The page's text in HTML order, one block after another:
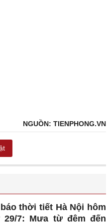
NGUỒN: TIENPHONG.VN
thời tiết Hà Nội hôm
29/7: Mưa từ đêm đến